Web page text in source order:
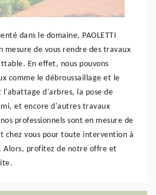
dans le domaine, PAOLETTI
mesure de vous rendre des travaux
En effet, nous pouvons
comme le débroussaillage et le
l'abattage d'arbres, la pose de
et encore d'autres travaux
professionnels sont en mesure de
chez vous pour toute intervention à
Alors, profitez de notre offre et